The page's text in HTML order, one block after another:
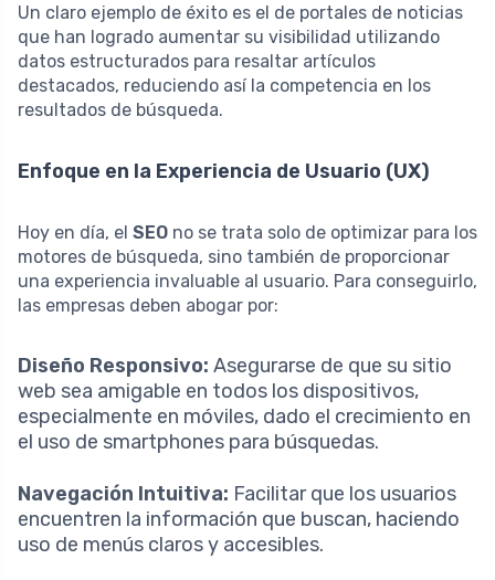
Un claro ejemplo de éxito es el de portales de noticias
que han logrado aumentar su visibilidad utilizando
datos estructurados para resaltar artículos
destacados, reduciendo así la competencia en los
resultados de búsqueda.
Enfoque en la Experiencia de Usuario (UX)
Hoy en día, el SEO no se trata solo de optimizar para los
motores de búsqueda, sino también de proporcionar
una experiencia invaluable al usuario. Para conseguirlo,
las empresas deben abogar por:
Diseño Responsivo: Asegurarse de que su sitio
web sea amigable en todos los dispositivos,
especialmente en móviles, dado el crecimiento en
el uso de smartphones para búsquedas.
Navegación Intuitiva: Facilitar que los usuarios
encuentren la información que buscan, haciendo
uso de menús claros y accesibles.